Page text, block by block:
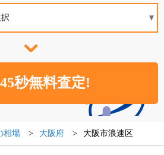
相場 大阪府 大阪市浪速区